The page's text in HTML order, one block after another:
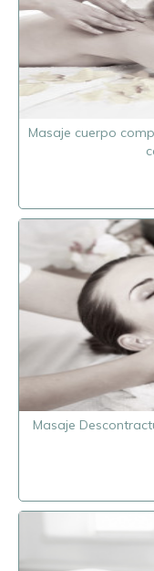
Masaje cuerpo
Masaje